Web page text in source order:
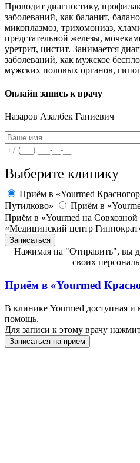
Проводит диагностику,
заболеваний, как баланит,
микоплазмоз, трихомониаз,
предстательной железы,
уретрит, цистит. Занимается
заболеваний, как мужское
мужских половых органов,
Онлайн запись к врачу
Назаров Азалбек Ганиевич
Выберите клинику
Приём в «Yourmed
Путилково»
Приём в
Приём в «Yourmed на Совхозной
«Медицинский центр
Нажимая на "Отправить", вы
своих
Приём в «Yourmed
В клинике Yourmed доступная и
помощь.
Для записи к этому врачу
Записаться на прием